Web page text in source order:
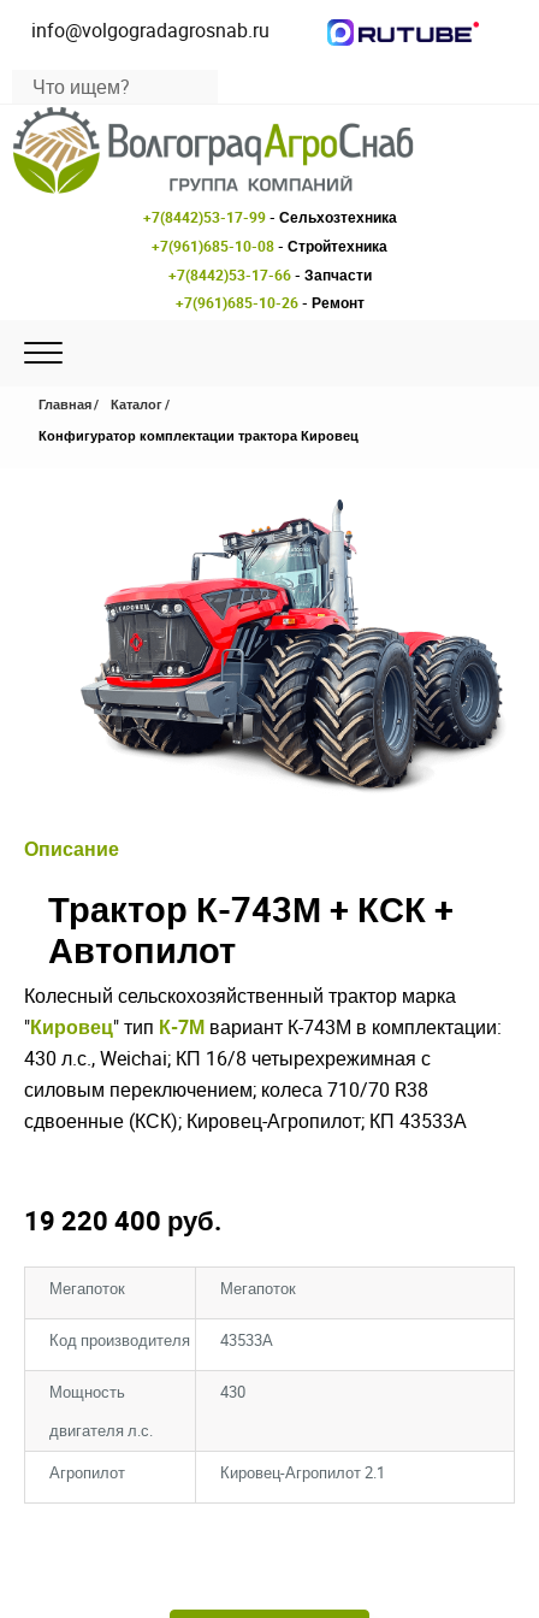
info@volgogradagrosnab.ru
+7(8442)53-17-99- Сельхозтехника
+7(961)685-10-08- Стройтехника
+7(8442)53-17-66- Запчасти
+7(961)685-10-26- Ремонт
Главная
Каталог
Конфигуратор комплектации трактора Кировец
Описание
Трактор К-743М + КСК +
Автопилот
Колесный сельскохозяйственный трактор марка
"Кировец" тип К-7М вариант К-743М в комплектации:
430 л.с., Weichai; КП 16/8 четырехрежимная с
силовым переключением; колеса 710/70 R38
сдвоенные (КСК); Кировец-Агропилот; КП 43533А
19 220 400 руб.
Мегапоток Мегапоток
Код производителя 43533А
Мощность
двигателя л.с.
430
Агропилот Кировец-Агропилот 2.1